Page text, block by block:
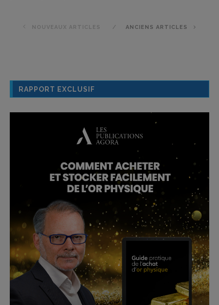
NOUVEAUX ARTICLES ANCIENS ARTICLES
RAPPORT EXCLUSIF